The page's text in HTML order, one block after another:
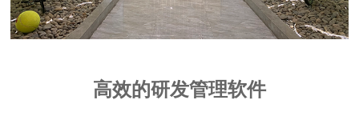
高效的研发管理软件